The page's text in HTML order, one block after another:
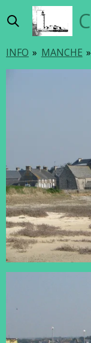
direct
de
hoofdinhoud
INFO » MANCHE »